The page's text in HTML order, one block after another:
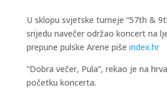
U sklopu svjetske turneje “57th &
srijedu navečer održao koncert na
prepune pulske Arene piše index.hr
“Dobra večer, Pula”, rekao je na
početku koncerta.